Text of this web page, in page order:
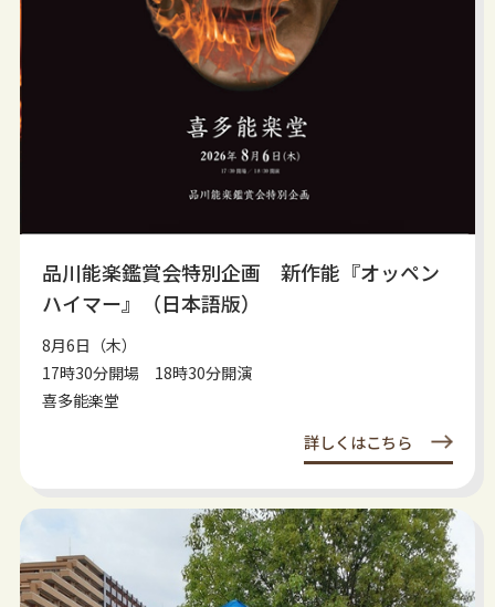
品川能楽鑑賞会特別企画 新作能『オッペン
ハイマー』（日本語版）
8月6日（木）
17時30分開場 18時30分開演
喜多能楽堂
詳しくはこちら